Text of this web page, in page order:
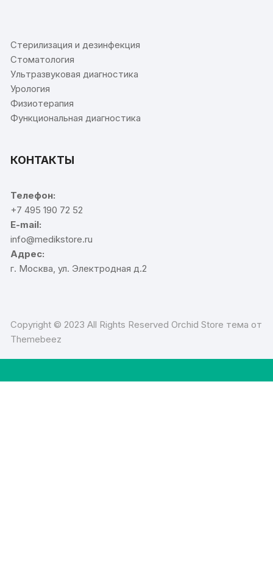
Стерилизация и дезинфекция
Стоматология
Ультразвуковая диагностика
Урология
Физиотерапия
Функциональная диагностика
КОНТАКТЫ
Телефон:
+7 495 190 72 52
E-mail:
info@medikstore.ru
Адрес:
г. Москва, ул. Электродная д.2
Copyright © 2023 All Rights Reserved Orchid Store тема от
Themebeez